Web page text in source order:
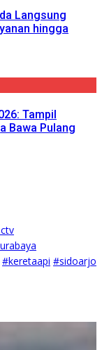
Langsung
hingga
Tampil
Bawa Pulang
#keretaapi #sidoarjo